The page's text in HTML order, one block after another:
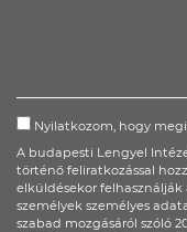
Nyilatkozom, hogy
A budapesti Lengyel
történő feliratkozással
elküldésekor felhasználják
személyek személyes
szabad mozgásáról szóló